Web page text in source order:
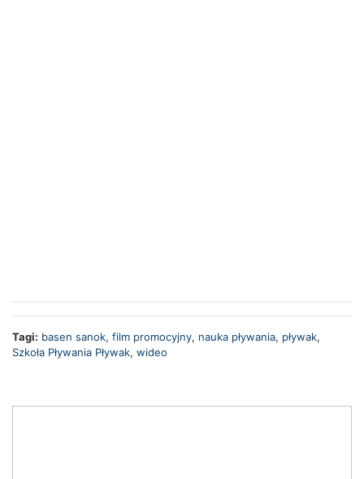
Tagi: basen sanok, film promocyjny, nauka pływania, pływak,
Szkoła Pływania Pływak, wideo